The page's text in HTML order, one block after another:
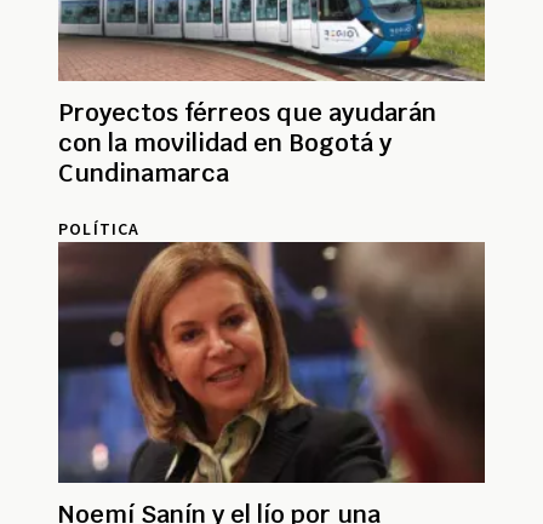
Proyectos férreos que ayudarán
con la movilidad en Bogotá y
Cundinamarca
POLÍTICA
Noemí Sanín y el lío por una